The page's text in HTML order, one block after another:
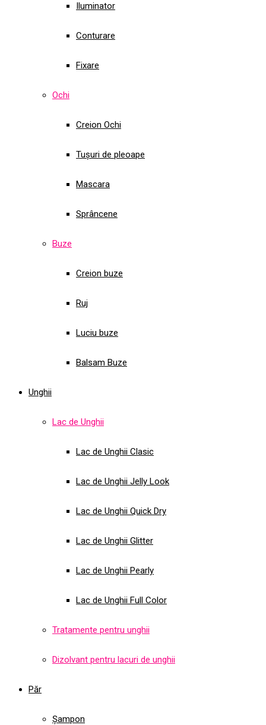
Iluminator
Conturare
Fixare
Ochi
Creion Ochi
Tușuri de pleoape
Mascara
Sprâncene
Buze
Creion buze
Ruj
Luciu buze
Balsam Buze
Unghii
Lac de Unghii
Lac de Unghii Clasic
Lac de Unghii Jelly Look
Lac de Unghii Quick Dry
Lac de Unghii Glitter
Lac de Unghii Pearly
Lac de Unghii Full Color
Tratamente pentru unghii
Dizolvant pentru lacuri de unghii
Păr
Șampon